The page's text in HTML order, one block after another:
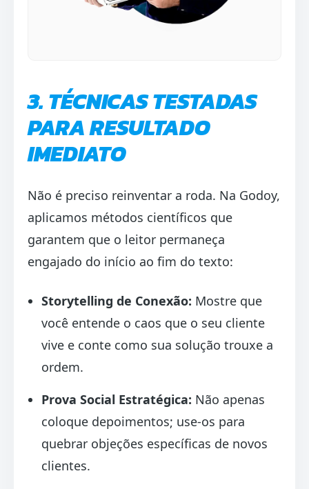
3. TÉCNICAS TESTADAS
PARA RESULTADO
IMEDIATO
Não é preciso reinventar a roda. Na Godoy,
aplicamos métodos científicos que
garantem que o leitor permaneça
engajado do início ao fim do texto:
Storytelling de Conexão: Mostre que
você entende o caos que o seu cliente
vive e conte como sua solução trouxe a
ordem.
Prova Social Estratégica: Não apenas
coloque depoimentos; use-os para
quebrar objeções específicas de novos
clientes.